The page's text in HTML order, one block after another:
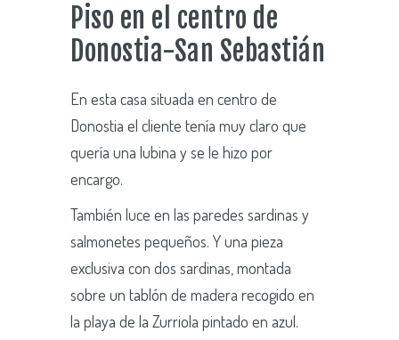
Piso en el centro de
Donostia-San Sebastián
En esta casa situada en centro de
Donostia el cliente tenía muy claro que
quería una lubina y se le hizo por
encargo.
También luce en las paredes sardinas y
salmonetes pequeños. Y una pieza
exclusiva con dos sardinas, montada
sobre un tablón de madera recogido en
la playa de la Zurriola pintado en azul.